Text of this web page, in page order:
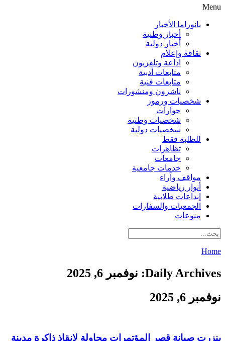
Menu
بانوراما الأخبار
أخبار وطنية
أخبار دولية
ثقافة وإعلام
اذاعة وتلفزيون
متابعات أدبية
متابعات فنية
ناشرون ومنشورات
شخصيات ورموز
حوارات
شخصيات وطنية
شخصيات دولية
للطلبة فقط
تظاهرات
جامعات
خدمات جامعية
مواقف وآراء
أنوار رياضية
إبداعات طلابية
الجمعيات والسفارات
منوعات
Home
Daily Archives: نوفمبر 6, 2025
نوفمبر 6, 2025
بنزرت صيانة قصر المؤتمرات محاولة لإنقاذ ذاكرة مدينة